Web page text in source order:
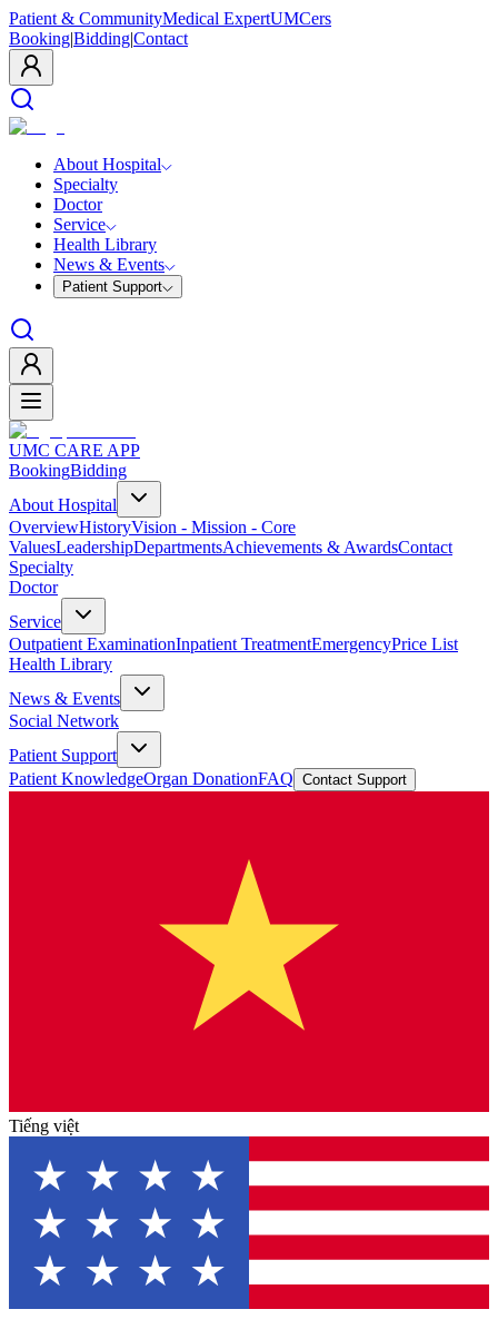
Patient & CommunityMedical ExpertUMCers
Booking|Bidding|Contact
About Hospital
Specialty
Doctor
Service
Health Library
News & Events
Patient Support
UMC CARE APP
BookingBidding
About Hospital
OverviewHistoryVision - Mission - Core
ValuesLeadershipDepartmentsAchievements & AwardsContact
Specialty
Doctor
Service
Outpatient ExaminationInpatient TreatmentEmergencyPrice List
Health Library
News & Events
Social Network
Patient Support
Patient KnowledgeOrgan DonationFAQ Contact Support
Tiếng việt